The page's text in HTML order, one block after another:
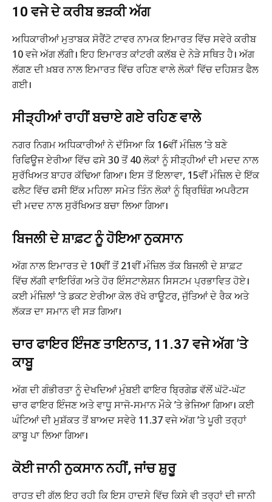
10 ਵਜੇ ਦੇ ਕਰੀਬ ਭੜਕੀ ਅੱਗ
ਅਧਿਕਾਰੀਆਂ ਮੁਤਾਬਕ ਸੋਰੈਂਟੋ ਟਾਵਰ ਨਾਮਕ ਇਮਾਰਤ ਵਿੱਚ ਸਵੇਰੇ ਕਰੀਬ
10 ਵਜੇ ਅੱਗ ਲੱਗੀ। ਇਹ ਇਮਾਰਤ ਕਾਂਟਰੀ ਕਲੱਬ ਦੇ ਨੇੜੇ ਸਥਿਤ ਹੈ। ਅੱਗ
ਲੱਗਣ ਦੀ ਖ਼ਬਰ ਨਾਲ ਇਮਾਰਤ ਵਿੱਚ ਰਹਿਣ ਵਾਲੇ ਲੋਕਾਂ ਵਿੱਚ ਦਹਿਸ਼ਤ ਫੈਲ
ਗਈ।
ਸੀੜ੍ਹੀਆਂ ਰਾਹੀਂ ਬਚਾਏ ਗਏ ਰਹਿਣ ਵਾਲੇ
ਨਗਰ ਨਿਗਮ ਅਧਿਕਾਰੀਆਂ ਨੇ ਦੱਸਿਆ ਕਿ 16ਵੀਂ ਮੰਜ਼ਿਲ ’ਤੇ ਬਣੇ
ਰਿਫਿਊਜ ਏਰੀਆ ਵਿੱਚ ਫਸੇ 30 ਤੋਂ 40 ਲੋਕਾਂ ਨੂੰ ਸੀੜ੍ਹੀਆਂ ਦੀ ਮਦਦ ਨਾਲ
ਸੁਰੱਖਿਅਤ ਬਾਹਰ ਕੱਢਿਆ ਗਿਆ। ਇਸ ਤੋਂ ਇਲਾਵਾ, 15ਵੀਂ ਮੰਜ਼ਿਲ ਦੇ ਇੱਕ
ਫਲੈਟ ਵਿੱਚ ਫਸੀ ਇੱਕ ਮਹਿਲਾ ਸਮੇਤ ਤਿੰਨ ਲੋਕਾਂ ਨੂੰ ਬ੍ਰਿਥਿੰਗ ਅਪਰੈਟਸ
ਦੀ ਮਦਦ ਨਾਲ ਸੁਰੱਖਿਅਤ ਬਚਾ ਲਿਆ ਗਿਆ।
ਬਿਜਲੀ ਦੇ ਸ਼ਾਫ਼ਟ ਨੂੰ ਹੋਇਆ ਨੁਕਸਾਨ
ਅੱਗ ਨਾਲ ਇਮਾਰਤ ਦੇ 10ਵੀਂ ਤੋਂ 21ਵੀਂ ਮੰਜ਼ਿਲ ਤੱਕ ਬਿਜਲੀ ਦੇ ਸ਼ਾਫ਼ਟ
ਵਿੱਚ ਲੱਗੀ ਵਾਇਰਿੰਗ ਅਤੇ ਹੋਰ ਇੰਸਟਾਲੇਸ਼ਨ ਸਿਸਟਮ ਪ੍ਰਭਾਵਿਤ ਹੋਏ।
ਕਈ ਮੰਜ਼ਿਲਾਂ ’ਤੇ ਡਕਟ ਏਰੀਆ ਕੋਲ ਰੱਖੇ ਰਾਊਟਰ, ਜੁੱਤਿਆਂ ਦੇ ਰੈਕ ਅਤੇ
ਲੱਕੜ ਦਾ ਸਮਾਨ ਵੀ ਸੜ ਗਿਆ।
ਚਾਰ ਫਾਇਰ ਇੰਜਣ ਤਾਇਨਾਤ, 11.37 ਵਜੇ ਅੱਗ ’ਤੇ
ਕਾਬੂ
ਅੱਗ ਦੀ ਗੰਭੀਰਤਾ ਨੂੰ ਦੇਖਦਿਆਂ ਮੁੰਬਈ ਫਾਇਰ ਬ੍ਰਿਗੇਡ ਵੱਲੋਂ ਘੱਟੋ-ਘੱਟ
ਚਾਰ ਫਾਇਰ ਇੰਜਣ ਅਤੇ ਵਾਧੂ ਸਾਜੋ-ਸਮਾਨ ਮੌਕੇ ’ਤੇ ਭੇਜਿਆ ਗਿਆ। ਕਈ
ਘੰਟਿਆਂ ਦੀ ਮੁਸ਼ੱਕਤ ਤੋਂ ਬਾਅਦ ਸਵੇਰੇ 11.37 ਵਜੇ ਅੱਗ ’ਤੇ ਪੂਰੀ ਤਰ੍ਹਾਂ
ਕਾਬੂ ਪਾ ਲਿਆ ਗਿਆ।
ਕੋਈ ਜਾਨੀ ਨੁਕਸਾਨ ਨਹੀਂ, ਜਾਂਚ ਸ਼ੁਰੂ
ਰਾਹਤ ਦੀ ਗੱਲ ਇਹ ਰਹੀ ਕਿ ਇਸ ਹਾਦਸੇ ਵਿੱਚ ਕਿਸੇ ਵੀ ਤਰ੍ਹਾਂ ਦੀ ਜਾਨੀ